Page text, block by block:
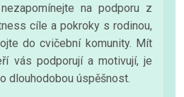
na podporu z
cíle a pokroky s rodinou,
do cvičební komunity. Mít
vás podporují a motivují, je
dlouhodobou úspěšnost.